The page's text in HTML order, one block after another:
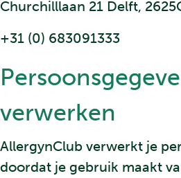
Churchilllaan 21 Delft,
+31 (0) 683091333
verwerken
AllergynClub verwerkt je
doordat je gebruik maakt